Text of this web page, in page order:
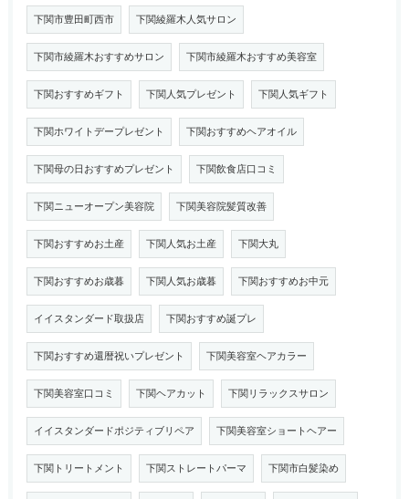
下関市豊田町西市 下関綾羅木人気サロン
下関市綾羅木おすすめサロン 下関市綾羅木おすすめ美容室
下関おすすめギフト 下関人気プレゼント 下関人気ギフト
下関ホワイトデープレゼント 下関おすすめヘアオイル
下関母の日おすすめプレゼント 下関飲食店口コミ
下関ニューオープン美容院 下関美容院髪質改善
下関おすすめお土産 下関人気お土産 下関大丸
下関おすすめお歳暮 下関人気お歳暮 下関おすすめお中元
イイスタンダード取扱店 下関おすすめ誕プレ
下関おすすめ還暦祝いプレゼント 下関美容室ヘアカラー
下関美容室口コミ 下関ヘアカット 下関リラックスサロン
イイスタンダードポジティブリペア 下関美容室ショートヘアー
下関トリートメント 下関ストレートパーマ 下関市白髪染め